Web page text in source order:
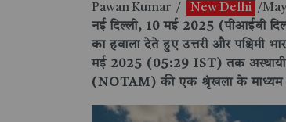
Pawan Kumar / New Delhi /
नई दिल्ली, 10 मई 2025 (पीआईबी
का हवाला देते हुए उत्तरी और पश्चिमी
मई 2025 (05:29 IST) तक अस्थायी
(NOTAM) की एक श्रृंखला के माध्यम